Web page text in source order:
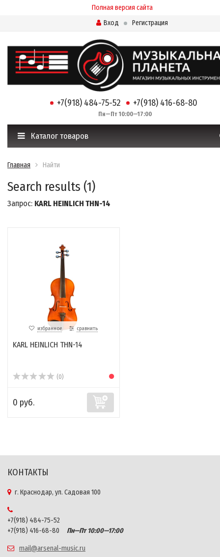
Полная версия сайта
Вход
Регистрация
+7(918) 484-75-52 +7(918) 416-68-80
Пн—Пт 10:00—17:00
Каталог товаров
Главная Найти
Search results (1)
Запрос: KARL HEINLICH THN-14
избранное сравнить
KARL HEINLICH THN-14
(0)
0 руб.
КОНТАКТЫ
г. Краснодар, ул. Садовая 100
+7(918) 484-75-52
+7(918) 416-68-80
Пн—Пт 10:00—17:00
mail@arsenal-music.ru